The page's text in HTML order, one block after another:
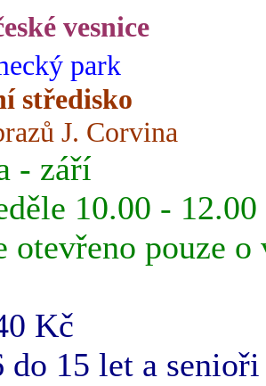
vesnice
park
středisko
J. Corvina
- září
10.00 -
pouze o
Kč
do 15 let a